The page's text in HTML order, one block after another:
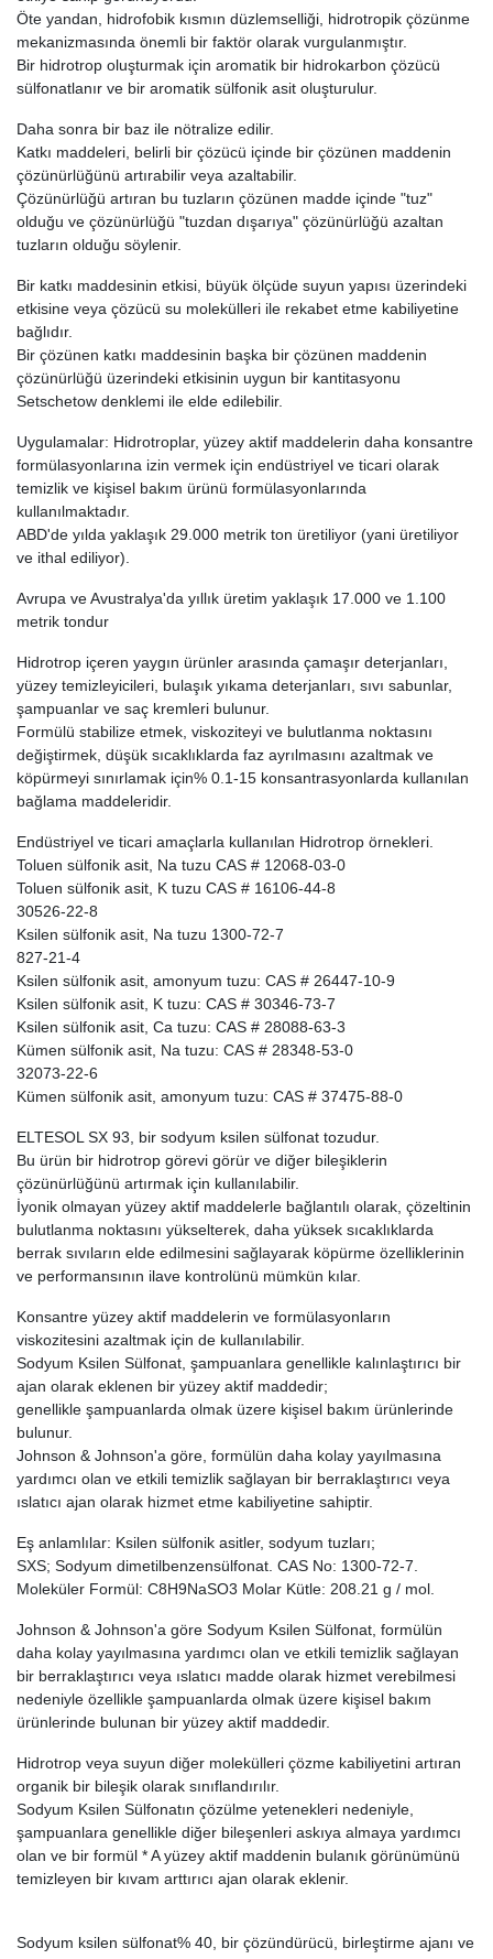
Öte yandan, hidrofobik kısmın düzlemselliği, hidrotropik çözünme
mekanizmasında önemli bir faktör olarak vurgulanmıştır.
Bir hidrotrop oluşturmak için aromatik bir hidrokarbon çözücü
sülfonatlanır ve bir aromatik sülfonik asit oluşturulur.
Daha sonra bir baz ile nötralize edilir.
Katkı maddeleri, belirli bir çözücü içinde bir çözünen maddenin
çözünürlüğünü artırabilir veya azaltabilir.
Çözünürlüğü artıran bu tuzların çözünen madde içinde "tuz"
olduğu ve çözünürlüğü "tuzdan dışarıya" çözünürlüğü azaltan
tuzların olduğu söylenir.
Bir katkı maddesinin etkisi, büyük ölçüde suyun yapısı üzerindeki
etkisine veya çözücü su molekülleri ile rekabet etme kabiliyetine
bağlıdır.
Bir çözünen katkı maddesinin başka bir çözünen maddenin
çözünürlüğü üzerindeki etkisinin uygun bir kantitasyonu
Setschetow denklemi ile elde edilebilir.
Uygulamalar: Hidrotroplar, yüzey aktif maddelerin daha konsantre
formülasyonlarına izin vermek için endüstriyel ve ticari olarak
temizlik ve kişisel bakım ürünü formülasyonlarında
kullanılmaktadır.
ABD'de yılda yaklaşık 29.000 metrik ton üretiliyor (yani üretiliyor
ve ithal ediliyor).
Avrupa ve Avustralya'da yıllık üretim yaklaşık 17.000 ve 1.100
metrik tondur
Hidrotrop içeren yaygın ürünler arasında çamaşır deterjanları,
yüzey temizleyicileri, bulaşık yıkama deterjanları, sıvı sabunlar,
şampuanlar ve saç kremleri bulunur.
Formülü stabilize etmek, viskoziteyi ve bulutlanma noktasını
değiştirmek, düşük sıcaklıklarda faz ayrılmasını azaltmak ve
köpürmeyi sınırlamak için% 0.1-15 konsantrasyonlarda kullanılan
bağlama maddeleridir.
Endüstriyel ve ticari amaçlarla kullanılan Hidrotrop örnekleri.
Toluen sülfonik asit, Na tuzu CAS # 12068-03-0
Toluen sülfonik asit, K tuzu CAS # 16106-44-8
30526-22-8
Ksilen sülfonik asit, Na tuzu 1300-72-7
827-21-4
Ksilen sülfonik asit, amonyum tuzu: CAS # 26447-10-9
Ksilen sülfonik asit, K tuzu: CAS # 30346-73-7
Ksilen sülfonik asit, Ca tuzu: CAS # 28088-63-3
Kümen sülfonik asit, Na tuzu: CAS # 28348-53-0
32073-22-6
Kümen sülfonik asit, amonyum tuzu: CAS # 37475-88-0
ELTESOL SX 93, bir sodyum ksilen sülfonat tozudur.
Bu ürün bir hidrotrop görevi görür ve diğer bileşiklerin
çözünürlüğünü artırmak için kullanılabilir.
İyonik olmayan yüzey aktif maddelerle bağlantılı olarak, çözeltinin
bulutlanma noktasını yükselterek, daha yüksek sıcaklıklarda
berrak sıvıların elde edilmesini sağlayarak köpürme özelliklerinin
ve performansının ilave kontrolünü mümkün kılar.
Konsantre yüzey aktif maddelerin ve formülasyonların
viskozitesini azaltmak için de kullanılabilir.
Sodyum Ksilen Sülfonat, şampuanlara genellikle kalınlaştırıcı bir
ajan olarak eklenen bir yüzey aktif maddedir;
genellikle şampuanlarda olmak üzere kişisel bakım ürünlerinde
bulunur.
Johnson & Johnson'a göre, formülün daha kolay yayılmasına
yardımcı olan ve etkili temizlik sağlayan bir berraklaştırıcı veya
ıslatıcı ajan olarak hizmet etme kabiliyetine sahiptir.
Eş anlamlılar: Ksilen sülfonik asitler, sodyum tuzları;
SXS; Sodyum dimetilbenzensülfonat. CAS No: 1300-72-7.
Moleküler Formül: C8H9NaSO3 Molar Kütle: 208.21 g / mol.
Johnson & Johnson'a göre Sodyum Ksilen Sülfonat, formülün
daha kolay yayılmasına yardımcı olan ve etkili temizlik sağlayan
bir berraklaştırıcı veya ıslatıcı madde olarak hizmet verebilmesi
nedeniyle özellikle şampuanlarda olmak üzere kişisel bakım
ürünlerinde bulunan bir yüzey aktif maddedir.
Hidrotrop veya suyun diğer molekülleri çözme kabiliyetini artıran
organik bir bileşik olarak sınıflandırılır.
Sodyum Ksilen Sülfonatın çözülme yetenekleri nedeniyle,
şampuanlara genellikle diğer bileşenleri askıya almaya yardımcı
olan ve bir formül * A yüzey aktif maddenin bulanık görünümünü
temizleyen bir kıvam arttırıcı ajan olarak eklenir.
Sodyum ksilen sülfonat% 40, bir çözündürücü, birleştirme ajanı ve